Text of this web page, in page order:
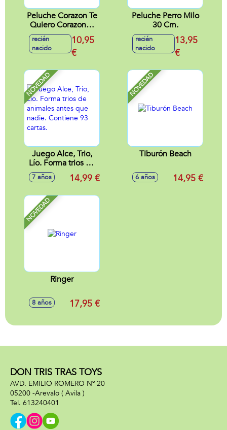
Peluche Corazon Te
Quiero Corazones
37 Cm.
recién
nacido
10,95
€
Peluche Perro Milo
30 Cm.
recién
nacido
13,95
€
NOVEDAD
Juego Alce, Trio,
Lío. Forma trios de
animales antes que
nadie. Contiene 93
7 años 14,99 €
NOVEDAD
Tiburón Beach
6 años 14,95 €
NOVEDAD
Ringer
8 años 17,95 €
DON TRIS TRAS TOYS
AVD. EMILIO ROMERO Nº 20
05200 -Arevalo ( Avila )
613240401